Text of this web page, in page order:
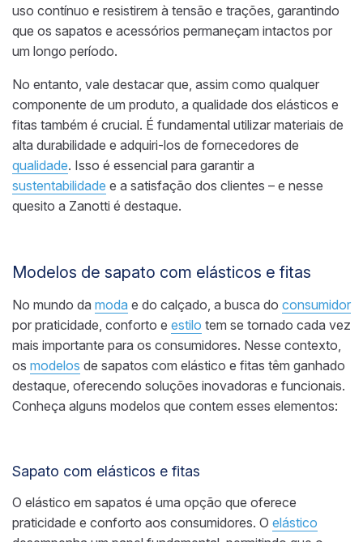
uso contínuo e resistirem à tensão e trações, garantindo
que os sapatos e acessórios permaneçam intactos por
um longo período.
No entanto, vale destacar que, assim como qualquer
componente de um produto, a qualidade dos elásticos e
fitas também é crucial. É fundamental utilizar materiais de
alta durabilidade e adquiri-los de fornecedores de
qualidade. Isso é essencial para garantir a
sustentabilidade e a satisfação dos clientes – e nesse
quesito a Zanotti é destaque.
Modelos de sapato com elásticos e fitas
No mundo da moda e do calçado, a busca do consumidor
por praticidade, conforto e estilo tem se tornado cada vez
mais importante para os consumidores. Nesse contexto,
os modelos de sapatos com elástico e fitas têm ganhado
destaque, oferecendo soluções inovadoras e funcionais.
Conheça alguns modelos que contem esses elementos:
Sapato com elásticos e fitas
O elástico em sapatos é uma opção que oferece
praticidade e conforto aos consumidores. O elástico